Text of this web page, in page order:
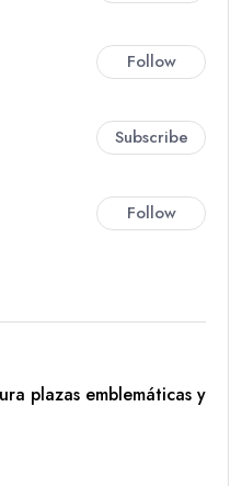
Follow
Subscribe
Follow
plazas emblemáticas y